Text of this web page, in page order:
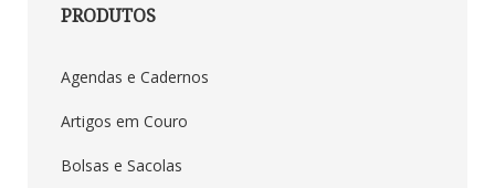
PRODUTOS
Agendas e Cadernos
Artigos em Couro
Bolsas e Sacolas
Duna Brindes